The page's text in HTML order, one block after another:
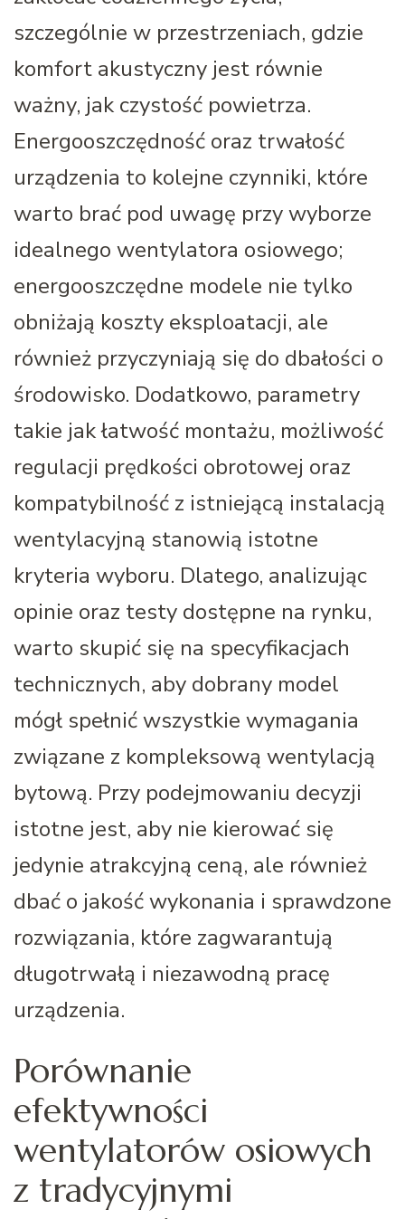
szczególnie w przestrzeniach, gdzie
komfort akustyczny jest równie
ważny, jak czystość powietrza.
Energooszczędność oraz trwałość
urządzenia to kolejne czynniki, które
warto brać pod uwagę przy wyborze
idealnego wentylatora osiowego;
energooszczędne modele nie tylko
obniżają koszty eksploatacji, ale
również przyczyniają się do dbałości o
środowisko. Dodatkowo, parametry
takie jak łatwość montażu, możliwość
regulacji prędkości obrotowej oraz
kompatybilność z istniejącą instalacją
wentylacyjną stanowią istotne
kryteria wyboru. Dlatego, analizując
opinie oraz testy dostępne na rynku,
warto skupić się na specyfikacjach
technicznych, aby dobrany model
mógł spełnić wszystkie wymagania
związane z kompleksową wentylacją
bytową. Przy podejmowaniu decyzji
istotne jest, aby nie kierować się
jedynie atrakcyjną ceną, ale również
dbać o jakość wykonania i sprawdzone
rozwiązania, które zagwarantują
długotrwałą i niezawodną pracę
urządzenia.
Porównanie
efektywności
wentylatorów osiowych
z tradycyjnymi